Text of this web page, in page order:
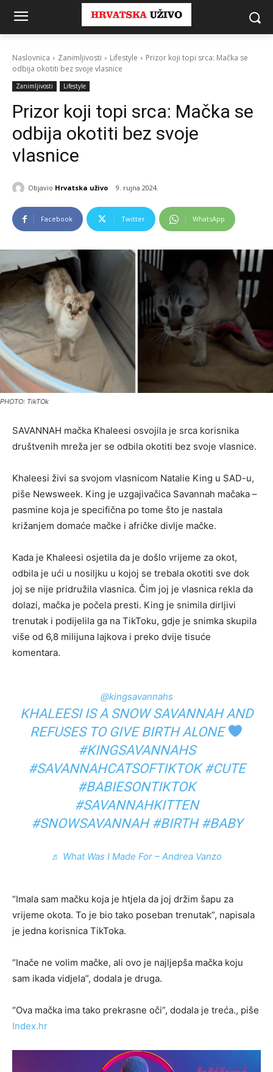
Naslovnica Zanimljivosti Lifestyle
Prizor koji topi srca: Mačka se
odbija okotiti bez svoje vlasnice
Zanimljivosti Lifestyle
Prizor koji topi srca: Mačka se
odbija okotiti bez svoje
vlasnice
Objavio Hrvatska uživo 9. rujna 2024.
Facebook Twitter WhatsApp
PHOTO: TikTOk
SAVANNAH mačka Khaleesi osvojila je srca korisnika
društvenih mreža jer se odbila okotiti bez svoje vlasnice.
Khaleesi živi sa svojom vlasnicom Natalie King u SAD-u,
piše Newsweek. King je uzgajivačica Savannah mačaka –
pasmine koja je specifična po tome što je nastala
križanjem domaće mačke i afričke divlje mačke.
Kada je Khaleesi osjetila da je došlo vrijeme za okot,
odbila je ući u nosiljku u kojoj se trebala okotiti sve dok
joj se nije pridružila vlasnica. Čim joj je vlasnica rekla da
dolazi, mačka je počela presti. King je snimila dirljivi
trenutak i podijelila ga na TikToku, gdje je snimka skupila
više od 6,8 milijuna lajkova i preko dvije tisuće
komentara.
@kingsavannahs
KHALEESI IS A SNOW SAVANNAH AND
REFUSES TO GIVE BIRTH ALONE
#KINGSAVANNAHS
#SAVANNAHCATSOFTIKTOK #CUTE
#BABIESONTIKTOK
#SAVANNAHKITTEN
#SNOWSAVANNAH #BIRTH #BABY
♬ What Was I Made For – Andrea Vanzo
“Imala sam mačku koja je htjela da joj držim šapu za
vrijeme okota. To je bio tako poseban trenutak”, napisala
je jedna korisnica TikToka.
“Inače ne volim mačke, ali ovo je najljepša mačka koju
sam ikada vidjela”, dodala je druga.
“Ova mačka ima tako prekrasne oči”, dodala je treća., piše
Index.hr